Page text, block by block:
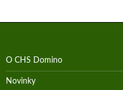
O CHS Domino
Novinky